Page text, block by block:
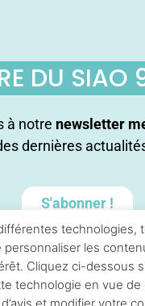
DU SIAO
à notre newsletter
dernières
S'abonner !
technologies,
personnaliser les
Cliquez ci-dessous
technologie en vue